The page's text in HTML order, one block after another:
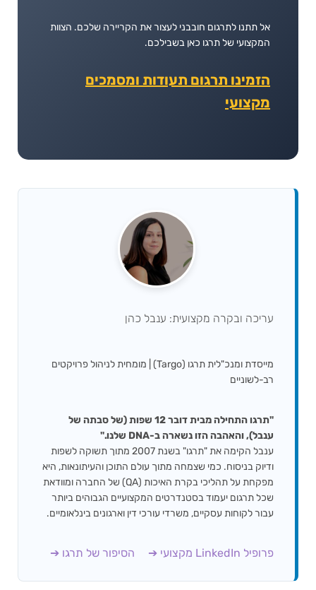
אל תתנו לתרגום חובבני לעצור את הקריירה שלכם. הצוות
המקצועי של תרגו כאן בשבילכם.
הזמינו תרגום תעודות ומסמכים
מקצועי
עריכה ובקרה מקצועית: ענבל כהן
מייסדת ומנכ"לית תרגו (Targo) | מומחית לניהול פרויקטים
רב-לשוניים
"תרגו התחילה מבית דובר 12 שפות (של סבתה של
ענבל), והאהבה הזו נשארה ב-DNA שלנו."
ענבל הקימה את "תרגו" בשנת 2007 מתוך תשוקה לשפות
ודיוק בניסוח. כמי שצמחה מתוך עולם התוכן והעיתונאות, היא
מפקחת על תהליכי בקרת האיכות (QA) של החברה ומוודאת
שכל תרגום יעמוד בסטנדרטים המקצועיים הגבוהים ביותר
עבור לקוחות עסקיים, משרדי עורכי דין וארגונים בינלאומיים.
פרופיל LinkedIn מקצועי ➔ הסיפור של תרגו ➔